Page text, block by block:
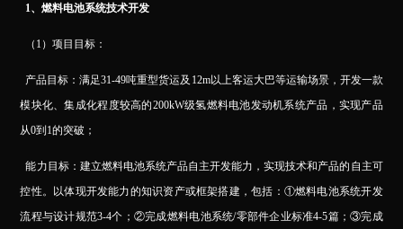
1、燃料电池系统技术开发
（1）项目目标：
产品目标：满足31-49吨重型货运及12m以上客运大巴等运输场景，开发一款
模块化、集成化程度较高的200kW级氢燃料电池发动机系统产品，实现产品
从0到1的突破；
能力目标：建立燃料电池系统产品自主开发能力，实现技术和产品的自主可
控性。以体现开发能力的知识资产或框架搭建，包括：①燃料电池系统开发
流程与设计规范3-4个；②完成燃料电池系统/零部件企业标准4-5篇；③完成